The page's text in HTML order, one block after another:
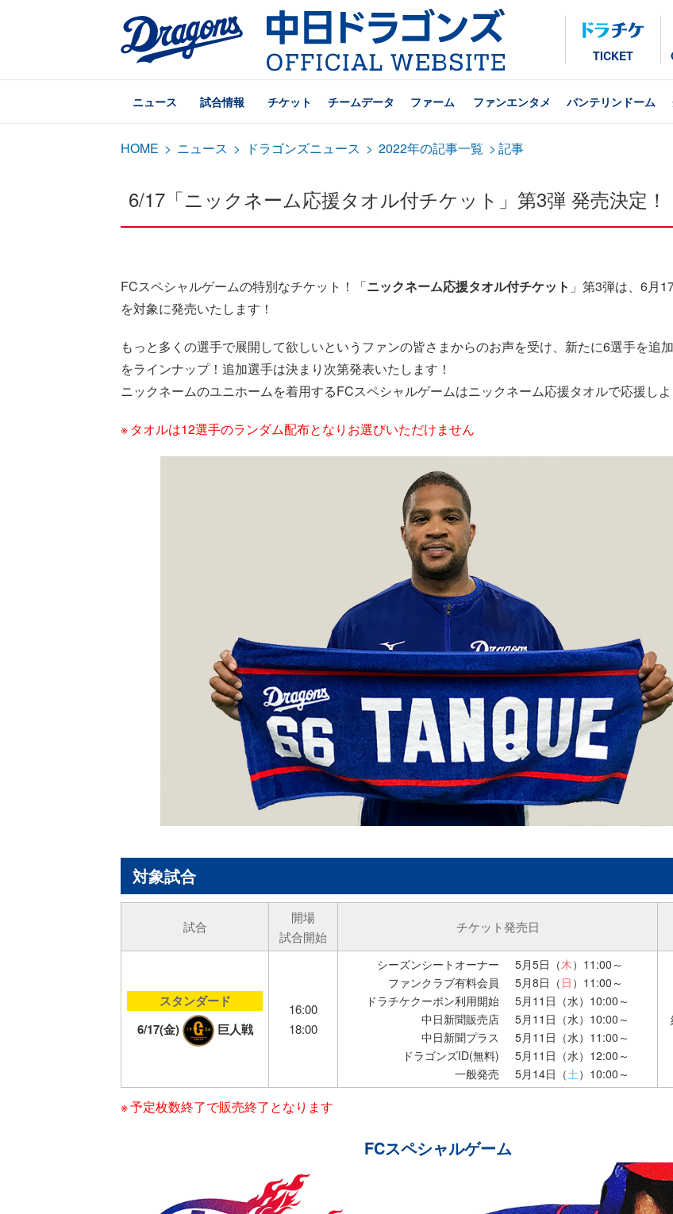
TICKET
ニュース 試合情報 チケット チームデータ ファーム ファンエンタメ バンテリンドーム
HOME > ニュース > ドラゴンズニュース > 2022年の記事一覧 > 記事
6/17「ニックネーム応援タオル付チケット」第3弾 発売決定！
FCスペシャルゲームの特別なチケット！「ニックネーム応援タオル付チケット 」第3弾は、6月
を対象に発売いたします！
もっと多くの選手で展開して欲しいというファンの皆さまからのお声を受け、新たに6選手を追
をラインナップ！追加選手は決まり次第発表いたします！
ニックネームのユニホームを着用するFCスペシャルゲームはニックネーム応援タオルで応援しよ
タオルは12選手のランダム配布となりお選びいただけません
対象試合
試合
開場
試合開始
チケット発売日
スタンダード
6/17(金)
巨人戦
16:00
18:00
シーズンシートオーナー
ファンクラブ有料会員
ドラチケクーポン利用開始
中日新聞販売店
中日新聞プラス
ドラゴンズID(無料)
一般発売
5月5日（木）11:00～
5月8日（ 日 ）11:00～
5月11日（水）10:00～
5月11日（水）10:00～
5月11日（水）11:00～
5月11日（水）12:00～
5月14日（土）10:00～
予定枚数終了で販売終了となります
FCスペシャルゲーム